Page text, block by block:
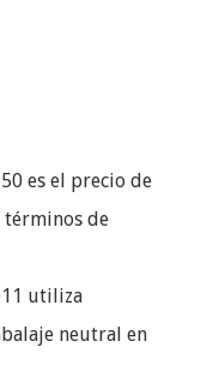
es el precio de
términos de
utiliza
neutral en